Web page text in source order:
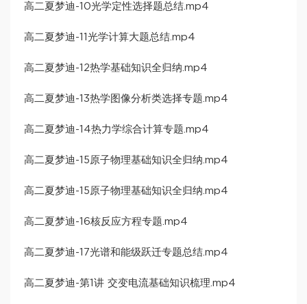
高二夏梦迪-10光学定性选择题总结.mp4
高二夏梦迪-11光学计算大题总结.mp4
高二夏梦迪-12热学基础知识全归纳.mp4
高二夏梦迪-13热学图像分析类选择专题.mp4
高二夏梦迪-14热力学综合计算专题.mp4
高二夏梦迪-15原子物理基础知识全归纳.mp4
高二夏梦迪-15原子物理基础知识全归纳.mp4
高二夏梦迪-16核反应方程专题.mp4
高二夏梦迪-17光谱和能级跃迁专题总结.mp4
高二夏梦迪-第1讲 交变电流基础知识梳理.mp4